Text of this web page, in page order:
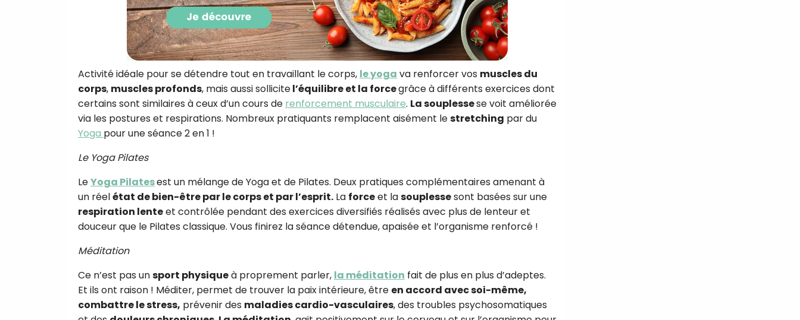
Activité idéale pour se détendre tout en travaillant le corps, le yoga va renforcer vos muscles du
corps, muscles profonds, mais aussi sollicitel’équilibre et la forcegrâce à différents exercices dont
certains sont similaires à ceux d’un cours de renforcement musculaire. La souplessese voit améliorée
via les postures et respirations. Nombreux pratiquants remplacent aisément lestretching par du
Yoga pour une séance 2 en 1 !
Le Yoga Pilates
LeYoga Pilatesest un mélange de Yoga et de Pilates. Deux pratiques complémentaires amenant à
un réelétat de bien-être par le corps et par l’esprit. La forceet lasouplessesont basées sur une
respiration lenteet contrôlée pendant des exercices diversifiés réalisés avec plus de lenteur et
douceur que le Pilates classique. Vous finirez la séance détendue, apaisée et l’organisme renforcé !
Méditation
Ce n’est pas unsport physiqueà proprement parler, la méditation fait de plus en plus d’adeptes.
Et ils ont raison ! Méditer, permet de trouver la paix intérieure, être en accord avec soi-même,
combattre le stress, prévenir des maladies cardio-vasculaires, des troubles psychosomatiques